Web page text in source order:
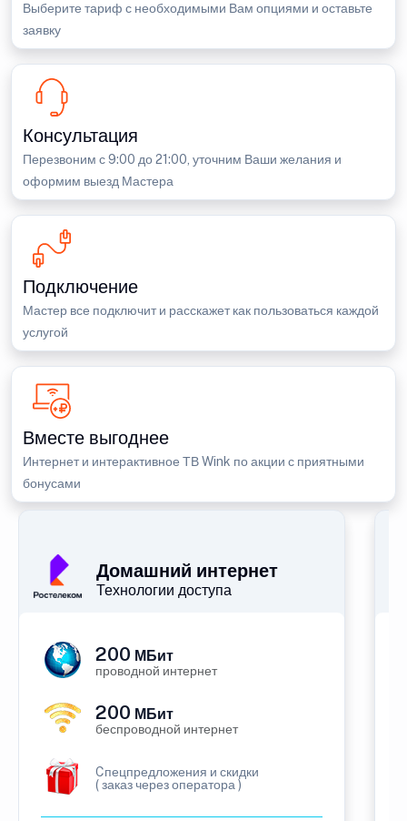
Выберите тариф с необходимыми Вам опциями и оставьте
заявку
Консультация
Перезвоним с 9:00 до 21:00, уточним Ваши желания и
оформим выезд Мастера
Подключение
Мастер все подключит и расскажет как пользоваться каждой
услугой
Вместе выгоднее
Интернет и интерактивное ТВ Wink по акции с приятными
бонусами
Домашний интернет
Технологии доступа
200 МБит
проводной интернет
200 МБит
беспроводной интернет
Cпецпредложения и скидки
( заказ через оператора )